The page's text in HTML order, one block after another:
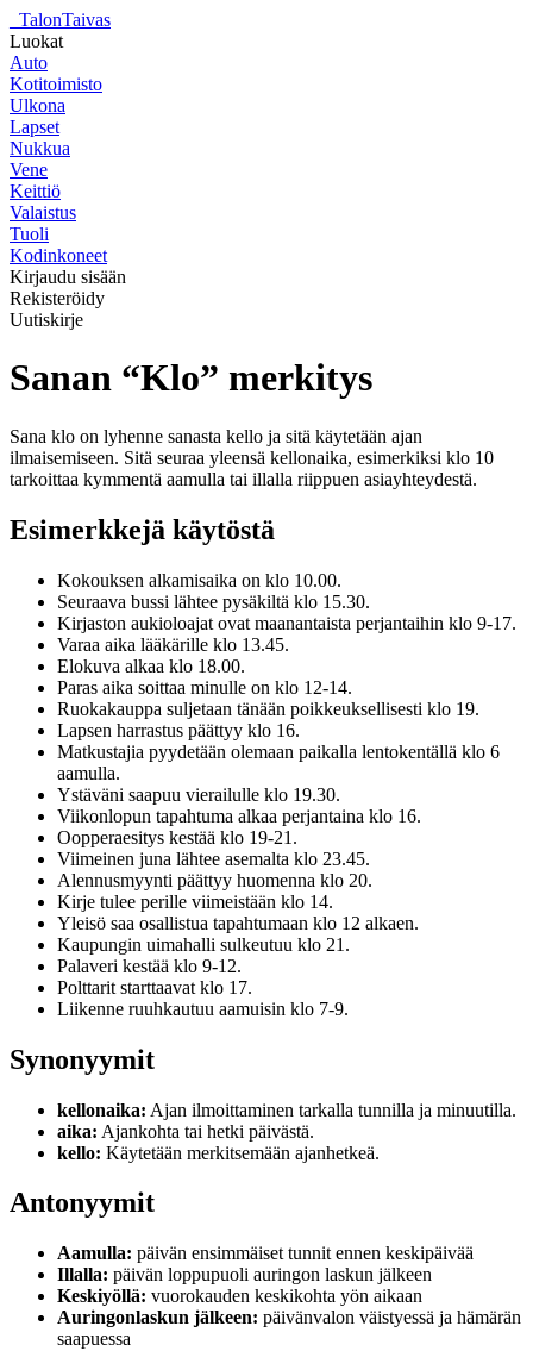
TalonTaivas
Luokat
Auto
Kotitoimisto
Ulkona
Lapset
Nukkua
Vene
Keittiö
Valaistus
Tuoli
Kodinkoneet
Kirjaudu sisään
Rekisteröidy
Uutiskirje
Sanan “Klo” merkitys
Sana klo on lyhenne sanasta kello ja sitä käytetään ajan
ilmaisemiseen. Sitä seuraa yleensä kellonaika, esimerkiksi klo 10
tarkoittaa kymmentä aamulla tai illalla riippuen asiayhteydestä.
Esimerkkejä käytöstä
Kokouksen alkamisaika on klo 10.00.
Seuraava bussi lähtee pysäkiltä klo 15.30.
Kirjaston aukioloajat ovat maanantaista perjantaihin klo 9-17.
Varaa aika lääkärille klo 13.45.
Elokuva alkaa klo 18.00.
Paras aika soittaa minulle on klo 12-14.
Ruokakauppa suljetaan tänään poikkeuksellisesti klo 19.
Lapsen harrastus päättyy klo 16.
Matkustajia pyydetään olemaan paikalla lentokentällä klo 6
aamulla.
Ystäväni saapuu vierailulle klo 19.30.
Viikonlopun tapahtuma alkaa perjantaina klo 16.
Oopperaesitys kestää klo 19-21.
Viimeinen juna lähtee asemalta klo 23.45.
Alennusmyynti päättyy huomenna klo 20.
Kirje tulee perille viimeistään klo 14.
Yleisö saa osallistua tapahtumaan klo 12 alkaen.
Kaupungin uimahalli sulkeutuu klo 21.
Palaveri kestää klo 9-12.
Polttarit starttaavat klo 17.
Liikenne ruuhkautuu aamuisin klo 7-9.
Synonyymit
kellonaika: Ajan ilmoittaminen tarkalla tunnilla ja minuutilla.
aika: Ajankohta tai hetki päivästä.
kello: Käytetään merkitsemään ajanhetkeä.
Antonyymit
Aamulla: päivän ensimmäiset tunnit ennen keskipäivää
Illalla: päivän loppupuoli auringon laskun jälkeen
Keskiyöllä: vuorokauden keskikohta yön aikaan
Auringonlaskun jälkeen: päivänvalon väistyessä ja hämärän
saapuessa